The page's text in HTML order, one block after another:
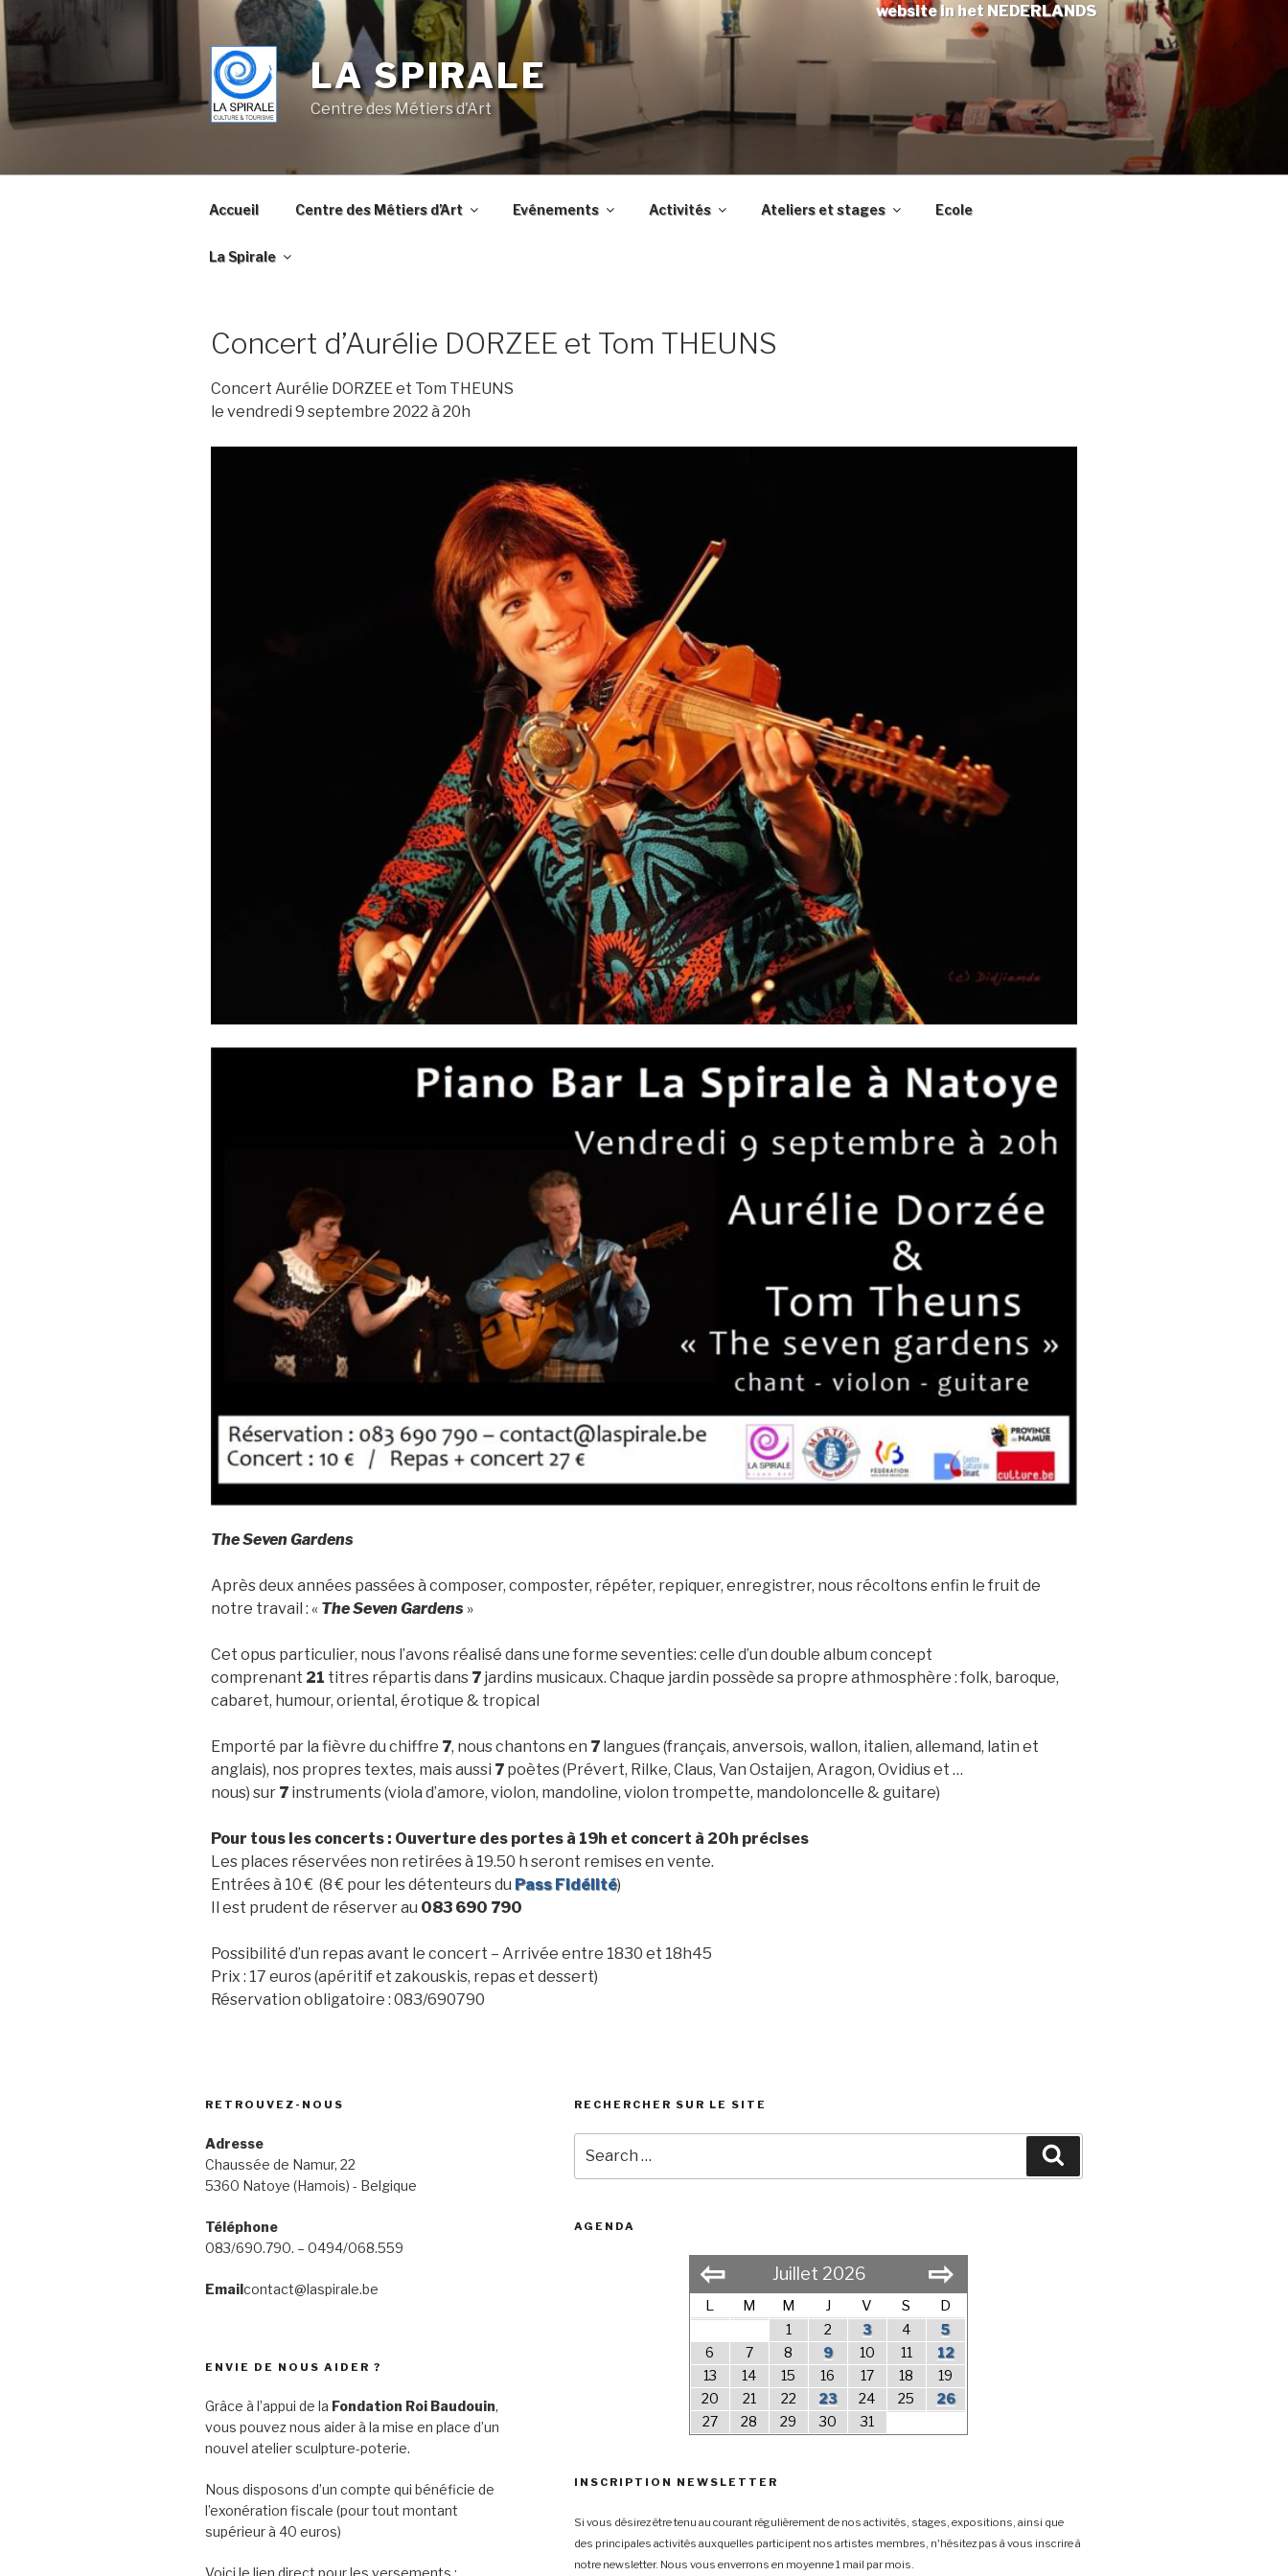
website in het NEDERLANDS
Skip
to
content
LA SPIRALE
Centre des Métiers d'Art
Accueil Centre des Métiers d’Art Evénements Activités Ateliers et stages Ecole
La Spirale
Concert d’Aurélie DORZEE et Tom THEUNS
Concert Aurélie DORZEE et Tom THEUNS
le vendredi 9 septembre 2022 à 20h
The Seven Gardens
Après deux années passées à composer, composter, répéter, repiquer, enregistrer, nous récoltons enfin le fruit de
notre travail : « The Seven Gardens »
Cet opus particulier, nous l’avons réalisé dans une forme seventies: celle d’un double album concept
comprenant 21 titres répartis dans 7 jardins musicaux. Chaque jardin possède sa propre athmosphère : folk, baroque,
cabaret, humour, oriental, érotique & tropical
Emporté par la fièvre du chiffre 7, nous chantons en 7 langues (français, anversois, wallon, italien, allemand, latin et
anglais), nos propres textes, mais aussi 7 poètes (Prévert, Rilke, Claus, Van Ostaijen, Aragon, Ovidius et …
nous) sur 7 instruments (viola d’amore, violon, mandoline, violon trompette, mandoloncelle & guitare)
Pour tous les concerts : Ouverture des portes à 19h et concert à 20h précises
Les places réservées non retirées à 19.50 h seront remises en vente.
Entrées à 10 € (8 € pour les détenteurs du Pass Fidélité)
Il est prudent de réserver au 083 690 790
Possibilité d’un repas avant le concert – Arrivée entre 1830 et 18h45
Prix : 17 euros (apéritif et zakouskis, repas et dessert)
Réservation obligatoire : 083/690790
RETROUVEZ-NOUS
Adresse
Chaussée de Namur, 22
5360 Natoye (Hamois) - Belgique
Téléphone
083/690.790. – 0494/068.559
Emailcontact@laspirale.be
ENVIE DE NOUS AIDER ?
Grâce à l’appui de la Fondation Roi Baudouin,
vous pouvez nous aider à la mise en place d’un
nouvel atelier sculpture-poterie.
Nous disposons d’un compte qui bénéficie de
l’exonération fiscale (pour tout montant
supérieur à 40 euros)
Voici le lien direct pour les versements :
RECHERCHER SUR LE SITE
for:
AGENDA
⇦ Juillet 2026 ⇨
L M M J V S D
1 2 3 4
5
6
7 8 9 10 11
12
13
14 15 16 17 18
19
20
21 22 23 24 25
26
27
28 29 30 31
INSCRIPTION NEWSLETTER
Si vous désirez être tenu au courant régulièrement de nos activités, stages, expositions, ainsi que
des principales activités auxquelles participent nos artistes membres, n'hésitez pas à vous inscrire à
notre newsletter. Nous vous enverrons en moyenne 1 mail par mois.